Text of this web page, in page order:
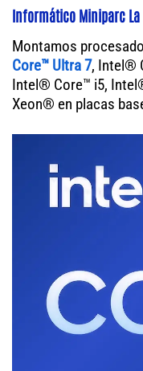
Informático Miniparc
Montamos
Core™ Ultra 7, Intel®
Intel® Core™ i5,
Xeon® en placas